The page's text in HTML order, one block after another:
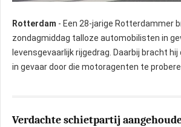
Rotterdam - Een 28-jarige Rotterdammer
zondagmiddag talloze automobilisten in
levensgevaarlijk rijgedrag. Daarbij bracht
in gevaar door die motoragenten te
Verdachte schietpartij